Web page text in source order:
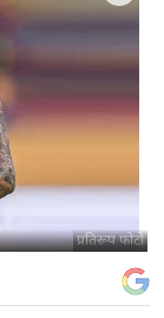
प्रतिरूप फोटो